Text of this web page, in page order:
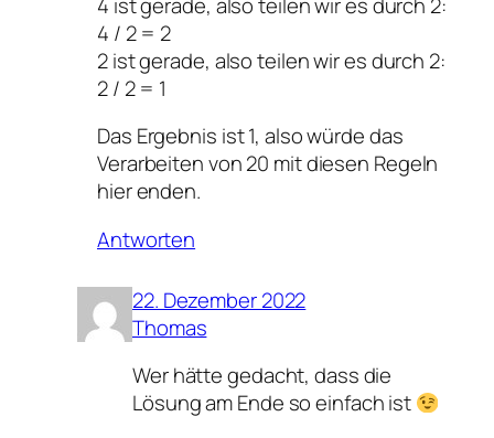
4 / 2 = 2
2 ist gerade, also teilen wir es durch 2:
2 / 2 = 1
Das Ergebnis ist 1, also würde das
Verarbeiten von 20 mit diesen Regeln
hier enden.
Antworten
22. Dezember 2022
Thomas
Wer hätte gedacht, dass die
Lösung am Ende so einfach ist